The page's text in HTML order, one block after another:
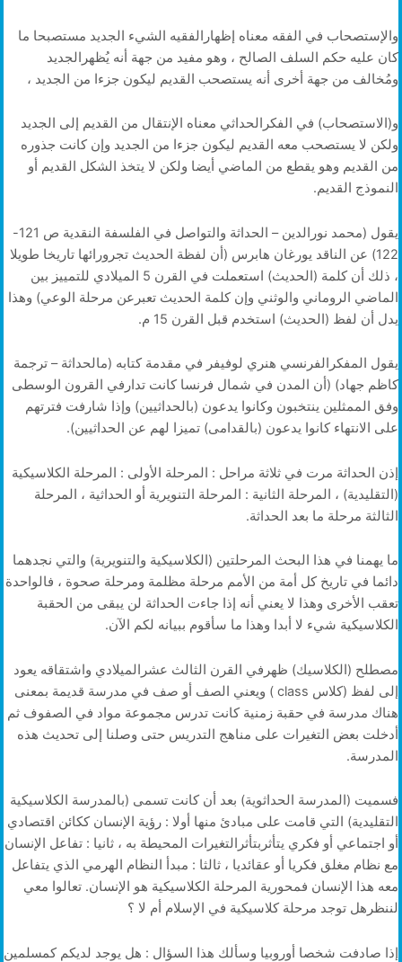
والإستصحاب في الفقه معناه إظهارالفقيه الشيء الجديد مستصبحا ما
كان عليه حكم السلف الصالح ، وهو مفيد من جهة أنه يُظهرالجديد
ومُخالف من جهة أخرى أنه يستصحب القديم ليكون جزءا من الجديد ،
و(الاستصحاب) في الفكرالحداثي معناه الإنتقال من القديم إلى الجديد
ولكن لا يستصحب معه القديم ليكون جزءا من الجديد وإن كانت جذوره
من القديم وهو يقطع من الماضي أيضا ولكن لا يتخذ الشكل القديم أو
النموذج القديم.
يقول (محمد نورالدين – الحداثة والتواصل في الفلسفة النقدية ص 121-
122) عن الناقد يورغان هابرس (أن لفظة الحديث تجرورائها تاريخا طويلا
، ذلك أن كلمة (الحديث) استعملت في القرن 5 الميلادي للتمييز بين
الماضي الروماني والوثني وإن كلمة الحديث تعبرعن مرحلة الوعي) وهذا
يدل أن لفظ (الحديث) استخدم قبل القرن 15 م.
يقول المفكرالفرنسي هنري لوفيفر في مقدمة كتابه (مالحداثة – ترجمة
كاظم جهاد) (أن المدن في شمال فرنسا كانت تدارفي القرون الوسطى
وفق الممثلين ينتخبون وكانوا يدعون (بالحداثيين) وإذا شارفت فترتهم
على الانتهاء كانوا يدعون (بالقدامى) تميزا لهم عن الحداثيين).
إذن الحداثة مرت في ثلاثة مراحل : المرحلة الأولى : المرحلة الكلاسيكية
(التقليدية) ، المرحلة الثانية : المرحلة التنويرية أو الحداثية ، المرحلة
الثالثة مرحلة ما بعد الحداثة.
ما يهمنا في هذا البحث المرحلتين (الكلاسيكية والتنويرية) والتي نجدهما
دائما في تاريخ كل أمة من الأمم مرحلة مظلمة ومرحلة صحوة ، فالواحدة
تعقب الأخرى وهذا لا يعني أنه إذا جاءت الحداثة لن يبقى من الحقبة
الكلاسيكية شيء لا أبدا وهذا ما سأقوم ببيانه لكم الآن.
مصطلح (الكلاسيك) ظهرفي القرن الثالث عشرالميلادي واشتقاقه يعود
إلى لفظ (كلاس class ) ويعني الصف أو صف في مدرسة قديمة بمعنى
هناك مدرسة في حقبة زمنية كانت تدرس مجموعة مواد في الصفوف ثم
أدخلت بعض التغيرات على مناهج التدريس حتى وصلنا إلى تحديث هذه
المدرسة.
فسميت (المدرسة الحداثوية) بعد أن كانت تسمى (بالمدرسة الكلاسيكية
التقليدية) التي قامت على مبادئ منها أولا : رؤية الإنسان ككائن اقتصادي
أو اجتماعي أو فكري يتأثربتأثرالتغيرات المحيطة به ، ثانيا : تفاعل الإنسان
مع نظام مغلق فكريا أو عقائديا ، ثالثا : مبدأ النظام الهرمي الذي يتفاعل
معه هذا الإنسان فمحورية المرحلة الكلاسيكية هو الإنسان. تعالوا معي
لننظرهل توجد مرحلة كلاسيكية في الإسلام أم لا ؟
إذا صادفت شخصا أوروبيا وسألك هذا السؤال : هل يوجد لديكم كمسلمين